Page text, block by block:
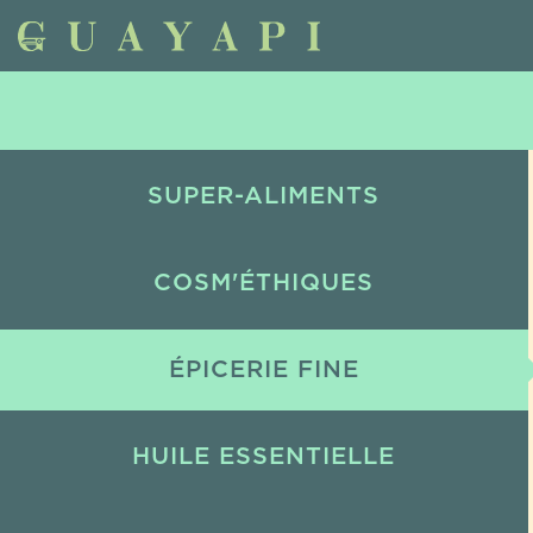
SUPER-ALIMENTS
COSM'ÉTHIQUES
ÉPICERIE FINE
HUILE ESSENTIELLE